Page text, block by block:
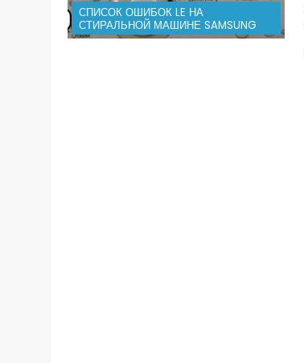
СПИСОК ОШИБОК LE НА
СТИРАЛЬНОЙ МАШИНЕ SAMSUNG